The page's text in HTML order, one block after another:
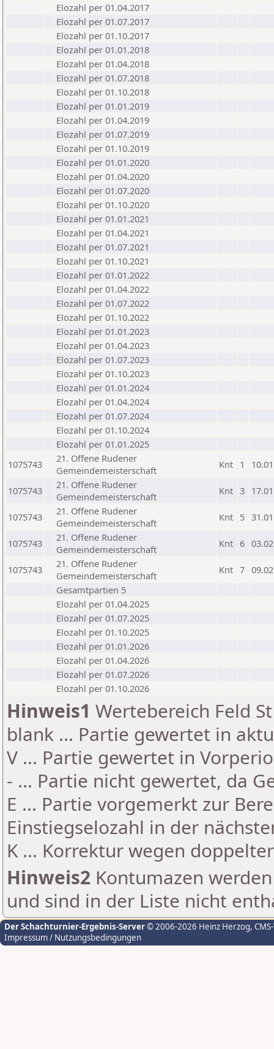
Elozahl per 01.04.2017
Elozahl per 01.07.2017
Elozahl per 01.10.2017
Elozahl per 01.01.2018
Elozahl per 01.04.2018
Elozahl per 01.07.2018
Elozahl per 01.10.2018
Elozahl per 01.01.2019
Elozahl per 01.04.2019
Elozahl per 01.07.2019
Elozahl per 01.10.2019
Elozahl per 01.01.2020
Elozahl per 01.04.2020
Elozahl per 01.07.2020
Elozahl per 01.10.2020
Elozahl per 01.01.2021
Elozahl per 01.04.2021
Elozahl per 01.07.2021
Elozahl per 01.10.2021
Elozahl per 01.01.2022
Elozahl per 01.04.2022
Elozahl per 01.07.2022
Elozahl per 01.10.2022
Elozahl per 01.01.2023
Elozahl per 01.04.2023
Elozahl per 01.07.2023
Elozahl per 01.10.2023
Elozahl per 01.01.2024
Elozahl per 01.04.2024
Elozahl per 01.07.2024
Elozahl per 01.10.2024
Elozahl per 01.01.2025
1075743
21. Offene Rudener
Gemeindemeisterschaft
Knt 1
1075743
21. Offene Rudener
Gemeindemeisterschaft
Knt 3
1075743
21. Offene Rudener
Gemeindemeisterschaft
Knt 5
1075743
21. Offene Rudener
Gemeindemeisterschaft
Knt 6
1075743
21. Offene Rudener
Gemeindemeisterschaft
Knt 7
Gesamtpartien 5
Elozahl per 01.04.2025
Elozahl per 01.07.2025
Elozahl per 01.10.2025
Elozahl per 01.01.2026
Elozahl per 01.04.2026
Elozahl per 01.07.2026
Elozahl per 01.10.2026
Hinweis1 Wertebereich Feld
blank ... Partie gewertet in
V ... Partie gewertet in
- ... Partie nicht gewertet, da
E ... Partie vorgemerkt zur
Einstiegselozahl in der
K ... Korrektur wegen
Hinweis2 Kontumazen
und sind in der Liste nicht
Der Schachturnier-Ergebnis-Server© 2006-2026 Heinz Herzog,
Impressum / Nutzungsbedingungen